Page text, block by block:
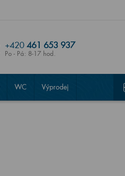
+420 461 653 937
Po - Pá: 8-17 hod.
WC Výprodej